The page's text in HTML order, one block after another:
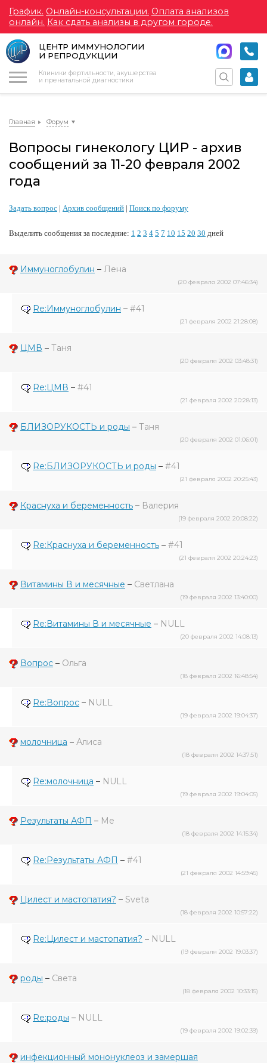
График. Онлайн-консультации. Оплата анализов
онлайн. Как сдать анализы в другом городе.
ЦЕНТР ИММУНОЛОГИИ
И РЕПРОДУКЦИИ
Клиники фертильности, акушерства
и пренатальной диагностики
Главная Форум
Вопросы гинекологу ЦИР - архив
сообщений за 11-20 февраля 2002
года
Задать вопрос | Архив сообщений | Поиск по форуму
Выделить сообщения за последние: 1 2 3 4 5 7 10 15 20 30 дней
Иммуноглобулин – Лена
(20 февраля 2002 07:46:34)
Re:Иммуноглобулин – #41
(21 февраля 2002 21:28:08)
ЦМВ – Таня
(20 февраля 2002 03:48:31)
Re:ЦМВ – #41
(21 февраля 2002 20:28:13)
БЛИЗОРУКОСТЬ и роды – Таня
(20 февраля 2002 01:06:01)
Re:БЛИЗОРУКОСТЬ и роды – #41
(21 февраля 2002 20:25:43)
Краснуха и беременность – Валерия
(19 февраля 2002 20:08:22)
Re:Краснуха и беременность – #41
(21 февраля 2002 20:24:23)
Витамины В и месячные – Светлана
(19 февраля 2002 13:40:00)
Re:Витамины В и месячные – NULL
(20 февраля 2002 14:08:13)
Вопрос – Ольга
(18 февраля 2002 16:48:54)
Re:Вопрос – NULL
(19 февраля 2002 19:04:37)
молочница – Алиса
(18 февраля 2002 14:37:51)
Re:молочница – NULL
(19 февраля 2002 19:04:05)
Результаты АФП – Me
(18 февраля 2002 14:15:34)
Re:Результаты АФП – #41
(21 февраля 2002 14:59:45)
Цилест и мастопатия? – Sveta
(18 февраля 2002 10:57:22)
Re:Цилест и мастопатия? – NULL
(19 февраля 2002 19:03:37)
роды – Света
(18 февраля 2002 10:33:15)
Re:роды – NULL
(19 февраля 2002 19:02:39)
инфекционный мононуклеоз и замершая